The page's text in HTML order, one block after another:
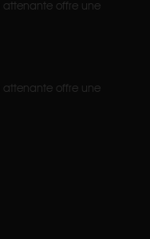
attenante offre une
attenante offre une